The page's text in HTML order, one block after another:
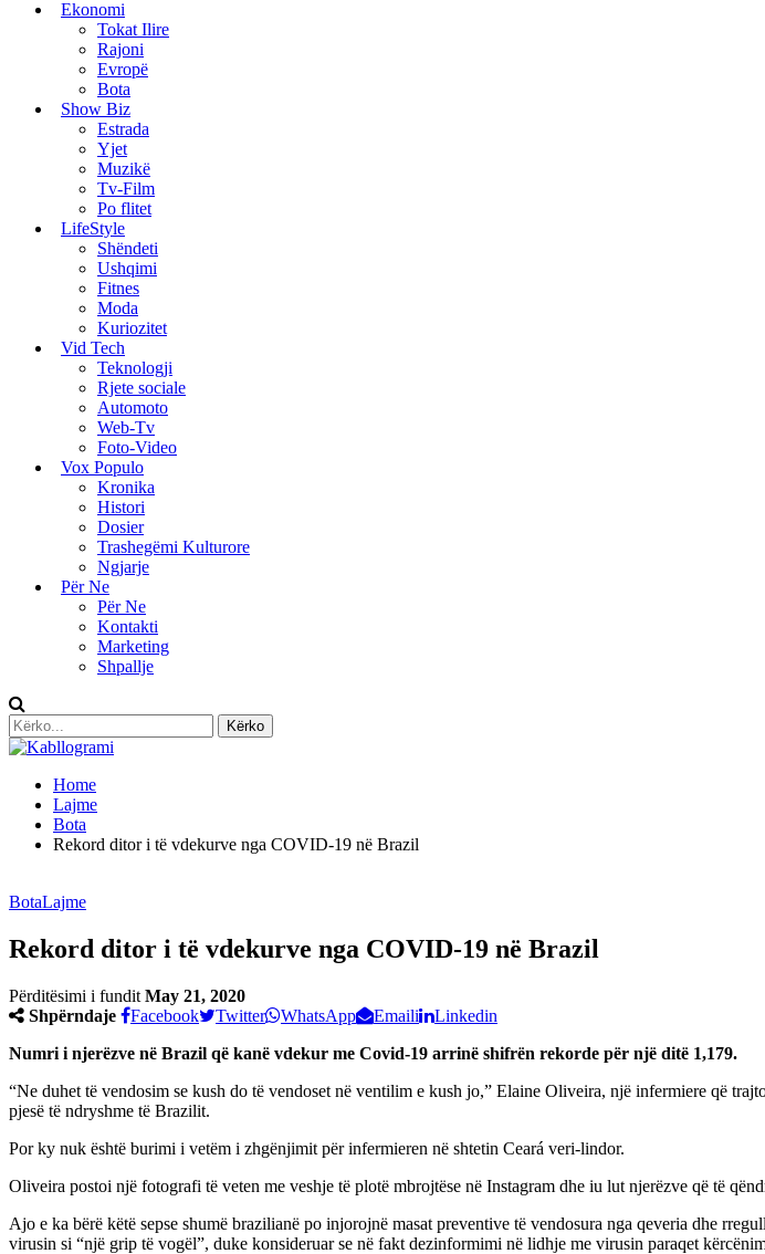
Ekonomi
Tokat Ilire
Rajoni
Evropë
Bota
Show Biz
Estrada
Yjet
Muzikë
Tv-Film
Po flitet
LifeStyle
Shëndeti
Ushqimi
Fitnes
Moda
Kuriozitet
Vid Tech
Teknologji
Rjete sociale
Automoto
Web-Tv
Foto-Video
Vox Populo
Kronika
Histori
Dosier
Trashegëmi Kulturore
Ngjarje
Për Ne
Për Ne
Kontakti
Marketing
Shpallje
Home
Lajme
Bota
Rekord ditor i të vdekurve nga COVID-19 në Brazil
BotaLajme
Rekord ditor i të vdekurve nga COVID-19 në Brazil
Përditësimi i fundit May 21, 2020
Shpërndaje
Facebook Twitter WhatsApp Emaili
Linkedin
Numri i njerëzve në Brazil që kanë vdekur me Covid-19 arrinë shifrën rekorde për një ditë 1,179.
“Ne duhet të vendosim se kush do të vendoset në ventilim e kush jo,” Elaine Oliveira, një infermiere që
pjesë të ndryshme të Brazilit.
Por ky nuk është burimi i vetëm i zhgënjimit për infermieren në shtetin Ceará veri-lindor.
Oliveira postoi një fotografi të veten me veshje të plotë mbrojtëse në Instagram dhe iu lut njerëzve që të
Ajo e ka bërë këtë sepse shumë brazilianë po injorojnë masat preventive të vendosura nga qeveria dhe
virusin si “një grip të vogël”, duke konsideruar se në fakt dezinformimi në lidhje me virusin paraqet